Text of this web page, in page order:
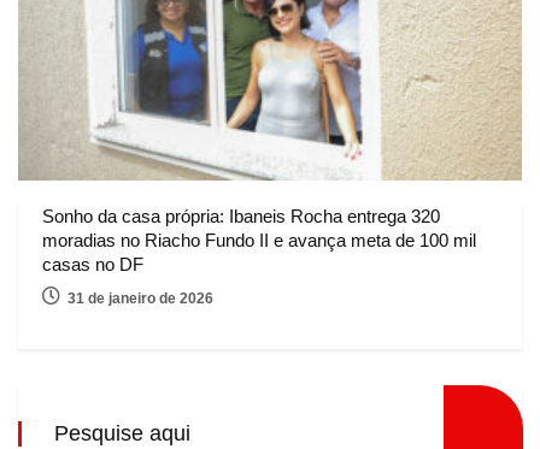
Sonho da casa própria: Ibaneis Rocha entrega 320
moradias no Riacho Fundo II e avança meta de 100 mil
casas no DF
31 de janeiro de 2026
Pesquise aqui